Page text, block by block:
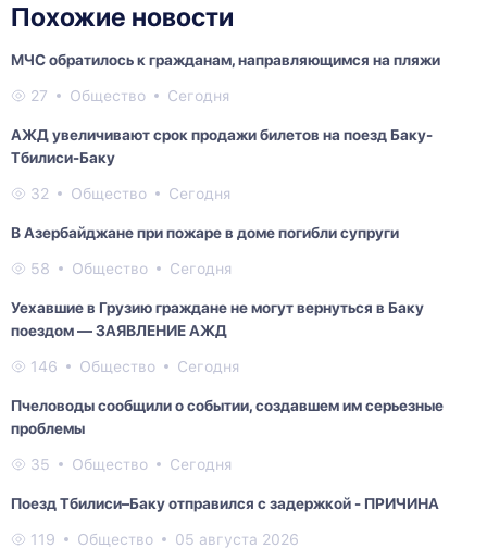
Похожие новости
МЧС обратилось к гражданам, направляющимся на пляжи
27 Общество Сегодня
АЖД увеличивают срок продажи билетов на поезд Баку-
Тбилиси-Баку
32 Общество Сегодня
В Азербайджане при пожаре в доме погибли супруги
58 Общество Сегодня
Уехавшие в Грузию граждане не могут вернуться в Баку
поездом — ЗАЯВЛЕНИЕ АЖД
146 Общество Сегодня
Пчеловоды сообщили о событии, создавшем им серьезные
проблемы
35 Общество Сегодня
Поезд Тбилиси–Баку отправился с задержкой - ПРИЧИНА
119 Общество 05 августа 2026